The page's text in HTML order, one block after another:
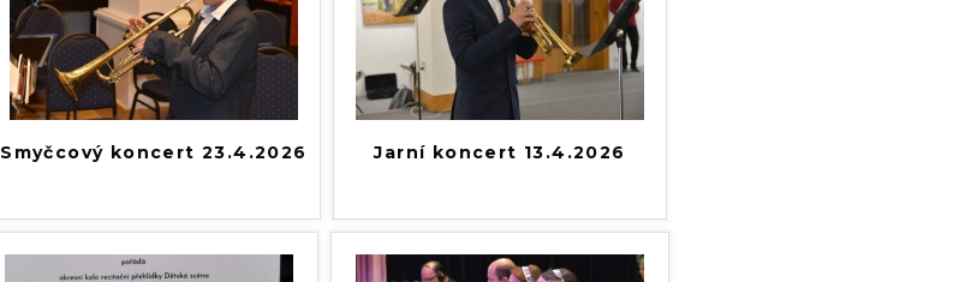
Smyčcový koncert 23.4.2026 Jarní koncert 13.4.2026